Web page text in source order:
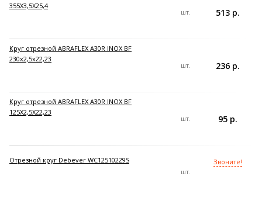
355X3,5X25,4
шт. 513 р.
Круг отрезной ABRAFLEX A30R INOX BF
230x2,5x22,23
шт. 236 р.
Круг отрезной ABRAFLEX A30R INOX BF
125X2,5X22,23
шт. 95 р.
Отрезной круг Debever WC12510229S
шт.
Звоните!